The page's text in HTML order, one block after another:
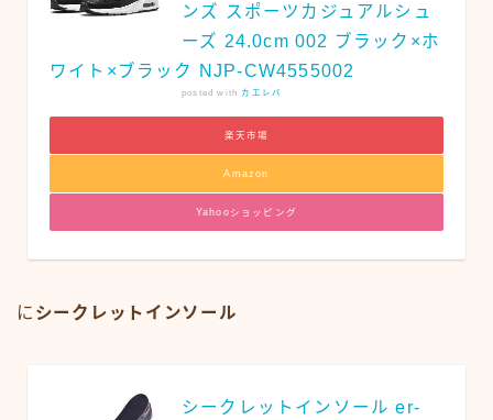
ンズ スポーツカジュアルシュ
ーズ 24.0cm 002 ブラック×ホ
ワイト×ブラック NJP-CW4555002
posted with カエレバ
楽天市場
Amazon
Yahooショッピング
に シークレットインソール
シークレットインソール er-